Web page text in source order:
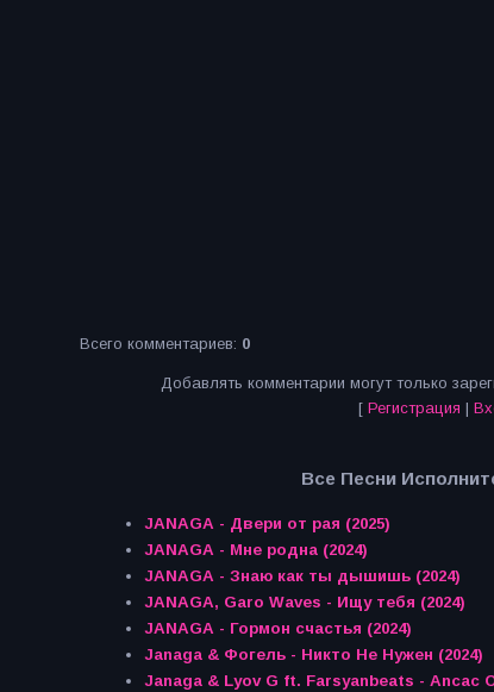
Всего комментариев: 0
Добавлять комментарии могут только
[ Регистрация |
Все Песни
JANAGA - Двери от рая (2025)
JANAGA - Мне родна (2024)
JANAGA - Знаю как ты дышишь (2024)
JANAGA, Garo Waves - Ищу тебя (2024)
JANAGA - Гормон счастья (2024)
Janaga & Фогель - Никто Не Нужен (2024)
Janaga & Lyov G ft. Farsyanbeats - Ancac